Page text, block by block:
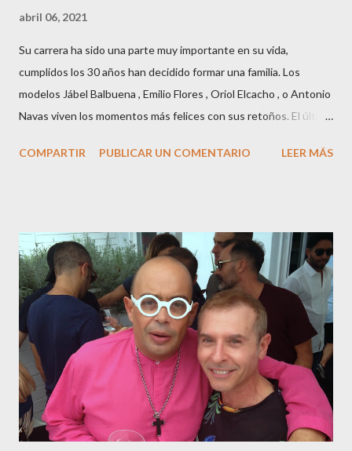
abril 06, 2021
Su carrera ha sido una parte muy importante en su vida,
cumplidos los 30 años han decidido formar una familia. Los
modelos Jábel Balbuena , Emilio Flores , Oriol Elcacho , o Antonio
Navas viven los momentos más felices con sus retoños. El último
M ateo nació en Barcelona hace poco más de una semana. El top
haciéndole padre de un precioso niño. Marta ha sido toda una
campeona, durante los primeros 3 meses de embarazo tuvo que
guardar reposo debido a un síndrome llamado
“hiperemesisgravídica”.Pasados los meses fatídicos de
gestación Marta tiró adelante con el embarazo, ahora es una
mamá feliz. Otro de los modelos que ha sido padre este año ha
sido el madrileño, Emilio Flores , el top que desfiló en las mejores
pasarelas ...
COMPARTIR PUBLICAR UN COMENTARIO LEER MÁS